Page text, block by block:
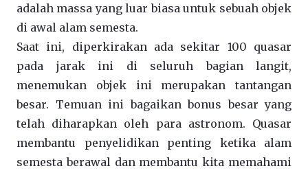
adalah massa yang luar biasa untuk sebuah objek
di awal alam semesta.
Saat ini, diperkirakan ada sekitar 100 quasar
pada jarak ini di seluruh bagian langit,
menemukan objek ini merupakan tantangan
besar. Temuan ini bagaikan bonus besar yang
telah diharapkan oleh para astronom. Quasar
membantu penyelidikan penting ketika alam
semesta berawal dan membantu kita memahami